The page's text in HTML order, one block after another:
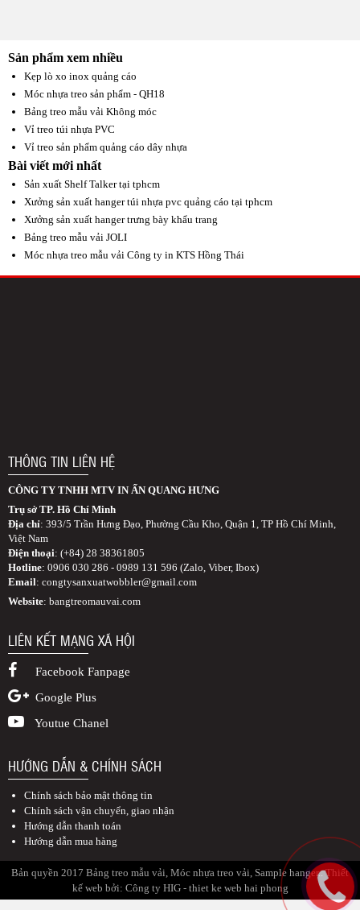
Sản phẩm xem nhiều
Kẹp lò xo inox quảng cáo
Móc nhựa treo sản phẩm - QH18
Bảng treo mẫu vải Không móc
Vỉ treo túi nhựa PVC
Vỉ treo sản phẩm quảng cáo dây nhựa
Bài viết mới nhất
Sản xuất Shelf Talker tại tphcm
Xưởng sản xuất hanger túi nhựa pvc quảng cáo tại tphcm
Xưởng sản xuất hanger trưng bày khẩu trang
Bảng treo mẫu vải JOLI
Móc nhựa treo mẫu vải Công ty in KTS Hồng Thái
THÔNG TIN LIÊN HỆ
CÔNG TY TNHH MTV IN ẤN QUANG HƯNG
Trụ sở TP. Hồ Chí Minh
Địa chỉ: 393/5 Trần Hưng Đạo, Phường Cầu Kho, Quận 1, TP Hồ Chí Minh,
Việt Nam
Điện thoại: (+84) 28 38361805
Hotline: 0906 030 286 - 0989 131 596 (Zalo, Viber, Ibox)
Email: congtysanxuatwobbler@gmail.com
Website: bangtreomauvai.com
LIÊN KẾT MẠNG XÃ HỘI
Facebook Fanpage
Google Plus
Youtue Chanel
HƯỚNG DẪN & CHÍNH SÁCH
Chính sách bảo mật thông tin
Chính sách vận chuyển, giao nhận
Hướng dẫn thanh toán
Hướng dẫn mua hàng
Bản quyền 2017 Bảng treo mẫu vải, Móc nhựa treo vải, Sample hanger.. Thiết
kế web bởi: Công ty HIG- thiet ke web hai phong